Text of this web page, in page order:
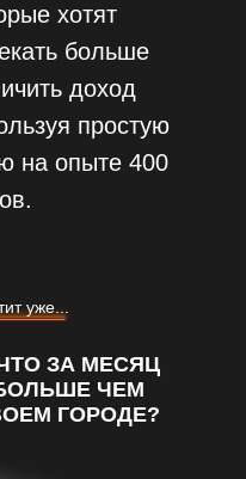
хотят
больше
доход
простую
на опыте 400
уже...
ЗА МЕСЯЦ
ЧЕМ
ГОРОДЕ?